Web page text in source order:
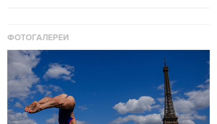
ФОТОГАЛЕРЕИ